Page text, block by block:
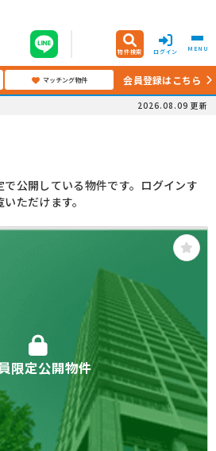
物件検索 ログイン MENU
マッチング物件
会員登録はこちら
2026.08.09 更新
公開している物件です。ログインす
ただけます。
限定公開物件